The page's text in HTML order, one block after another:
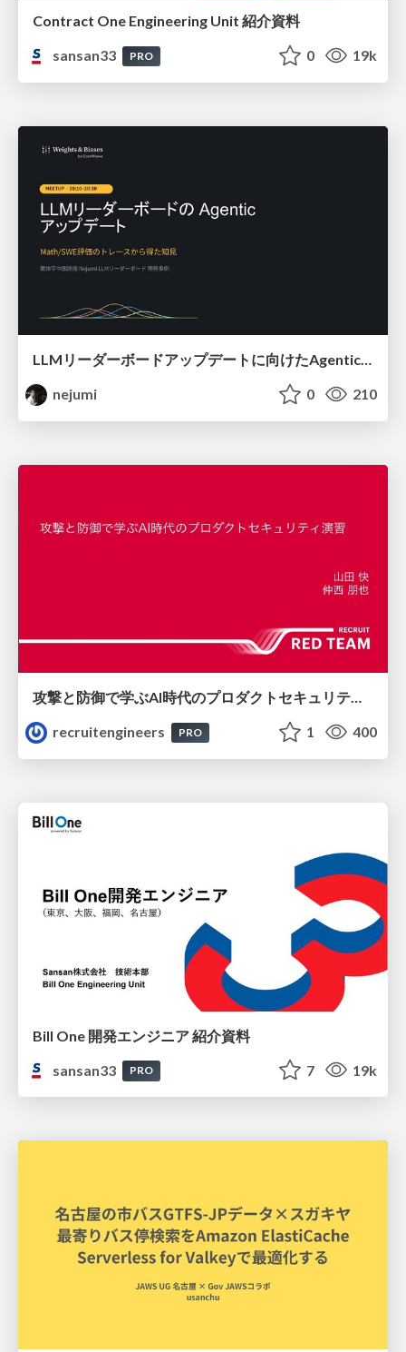
Contract One Engineering Unit 紹介資料
sansan33
PRO 0 19k
nejumi
0 210
攻撃と防御で学ぶAI時代のプロダクトセキュリティ演習
recruitengineers
PRO 1 400
Bill One 開発エンジニア 紹介資料
sansan33
PRO 7 19k